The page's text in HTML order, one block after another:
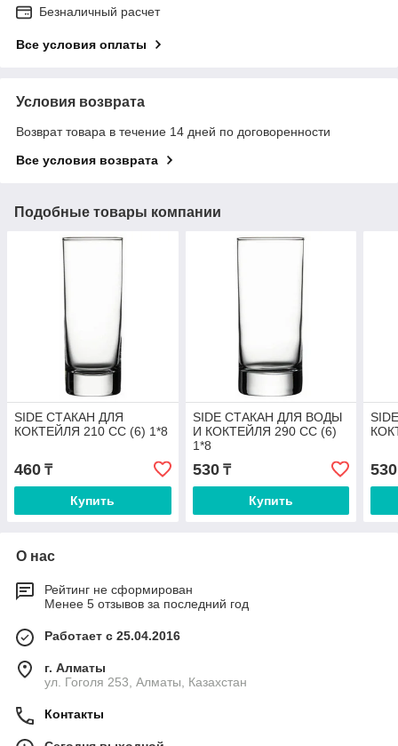
Безналичный расчет
Все условия оплаты
Условия возврата
Возврат товара в течение 14 дней по договоренности
Все условия возврата
Подобные товары компании
SIDE СТАКАН ДЛЯ
КОКТЕЙЛЯ 210 CC (6) 1*8
460 ₸
Купить
SIDE СТАКАН ДЛЯ ВОДЫ
И КОКТЕЙЛЯ 290 CC (6)
1*8
530₸
Купить
530
О нас
Рейтинг не сформирован
Менее 5 отзывов за последний год
Работает с 25.04.2016
г. Алматы
ул. Гоголя 253, Алматы, Казахстан
Контакты